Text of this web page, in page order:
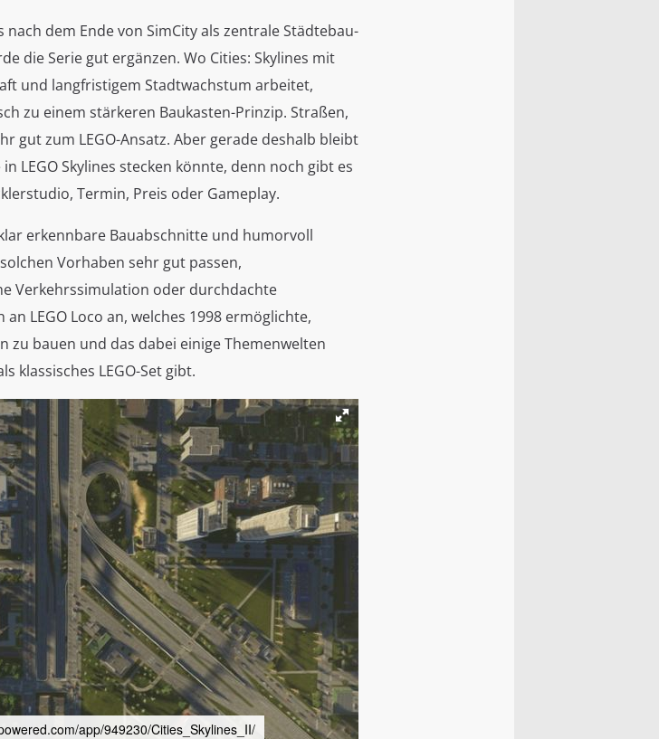
dem Ende von SimCity als zentrale Städtebau-
die Serie gut ergänzen. Wo Cities: Skylines mit
und langfristigem Stadtwachstum arbeitet,
zu einem stärkeren Baukasten-Prinzip. Straßen,
gut zum LEGO-Ansatz. Aber gerade deshalb bleibt
LEGO Skylines stecken könnte, denn noch gibt es
Termin, Preis oder Gameplay.
erkennbare Bauabschnitte und humorvoll
Vorhaben sehr gut passen,
Verkehrssimulation oder durchdachte
LEGO Loco an, welches 1998 ermöglichte,
zu bauen und das dabei einige Themenwelten
klassisches LEGO-Set gibt.
app/949230/Cities_Skylines_II/